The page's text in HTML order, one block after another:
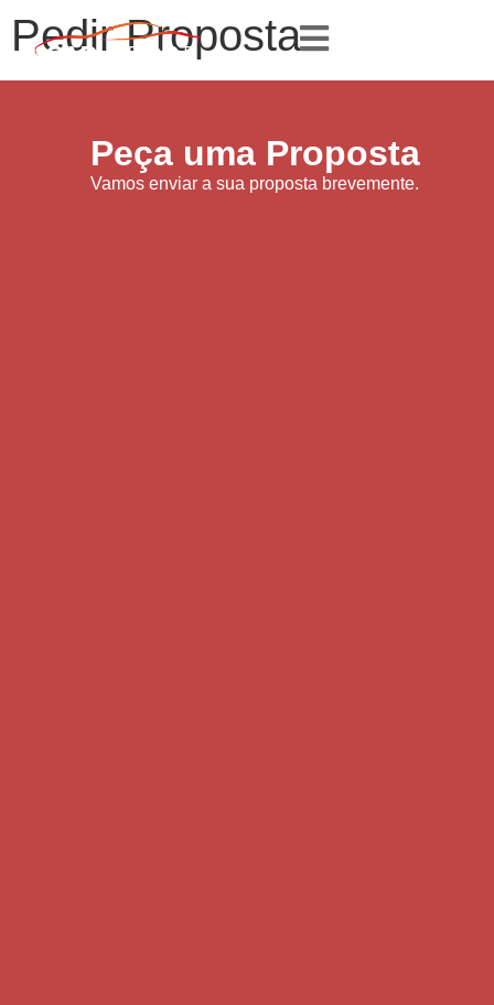
Pedir Proposta
Peça uma Proposta
Vamos enviar a sua proposta brevemente.